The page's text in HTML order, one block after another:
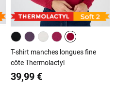
T-shirt manches longues fine
côte Thermolactyl
39,99 €